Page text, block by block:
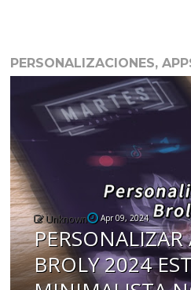
PERSONALIZACIONES,
Unknown Apr 09, 2024
BROLY 2024